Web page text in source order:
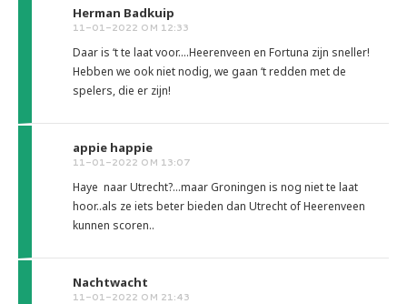
Herman Badkuip
11-01-2022 OM 12:33
Daar is ‘t te laat voor....Heerenveen en Fortuna zijn sneller!
Hebben we ook niet nodig, we gaan ‘t redden met de
spelers, die er zijn!
appie happie
11-01-2022 OM 13:07
Haye naar Utrecht?...maar Groningen is nog niet te laat
hoor..als ze iets beter bieden dan Utrecht of Heerenveen
kunnen scoren..
Nachtwacht
11-01-2022 OM 21:43